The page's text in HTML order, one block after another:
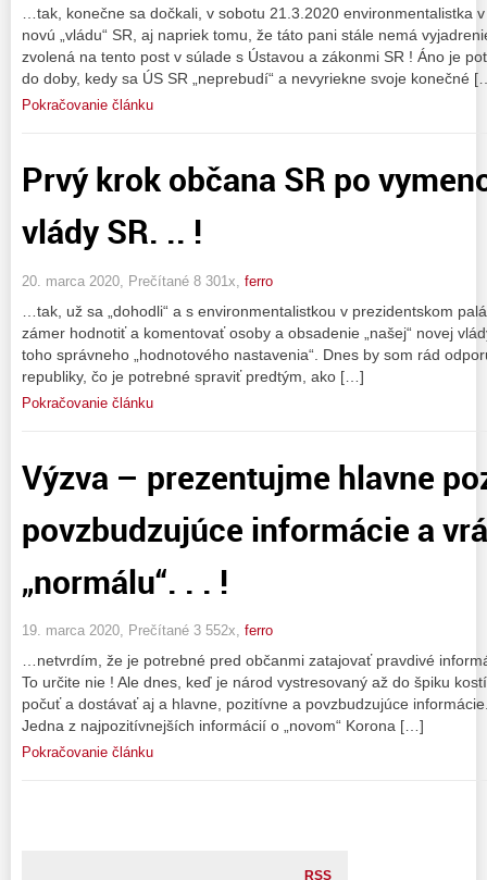
…tak, konečne sa dočkali, v sobotu 21.3.2020 environmentalistka
novú „vládu“ SR, aj napriek tomu, že táto pani stále nemá
zvolená na tento post v súlade s Ústavou a zákonmi SR ! Áno je
do doby, kedy sa ÚS SR „neprebudí“ a nevyriekne svoje konečné
Pokračovanie článku
Prvý krok občana SR po
vlády SR. .. !
20. marca 2020, Prečítané 8 301x, ferro
…tak, už sa „dohodli“ a s environmentalistkou v prezidentskom
zámer hodnotiť a komentovať osoby a obsadenie „našej“ novej
toho správneho „hodnotového nastavenia“. Dnes by som rád
republiky, čo je potrebné spraviť predtým, ako […]
Pokračovanie článku
Výzva – prezentujme hlavne
povzbudzujúce informácie a
„normálu“. . . !
19. marca 2020, Prečítané 3 552x, ferro
…netvrdím, že je potrebné pred občanmi zatajovať pravdivé
To určite nie ! Ale dnes, keď je národ vystresovaný až do špiku
počuť a dostávať aj a hlavne, pozitívne a povzbudzujúce
Jedna z najpozitívnejších informácií o „novom“ Korona […]
Pokračovanie článku
RSS